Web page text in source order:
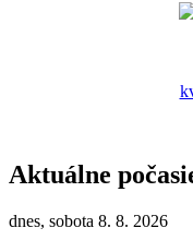
Aktuálne
dnes, sobota 8. 8. 2026